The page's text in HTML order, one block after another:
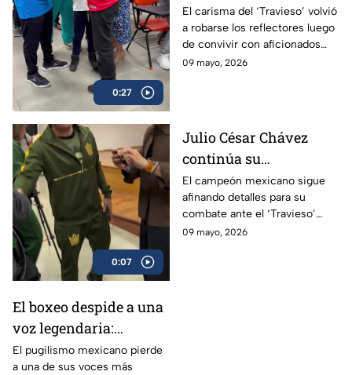
0:27
a su esperado combate
El carisma del ‘Travieso’ volvió
a robarse los reflectores luego
de convivir con aficionados
antes de subir al ring.
09 mayo, 2026
0:07
Julio César Chávez
continúa su
preparación para
enfrentar al ‘Travieso’
Arce
El campeón mexicano sigue
afinando detalles para su
combate ante el ‘Travieso’
Arce
09 mayo, 2026
El boxeo despide a una
voz legendaria:
Eduardo Lamazón
El pugilismo mexicano pierde
a una de sus voces más